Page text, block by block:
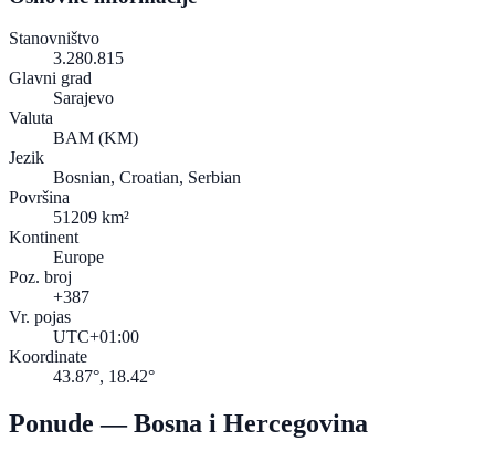
Stanovništvo
3.280.815
Glavni grad
Sarajevo
Valuta
BAM (KM)
Jezik
Bosnian, Croatian, Serbian
Površina
51209 km²
Kontinent
Europe
Poz. broj
+387
Vr. pojas
UTC+01:00
Koordinate
43.87°, 18.42°
Ponude — Bosna i Hercegovina